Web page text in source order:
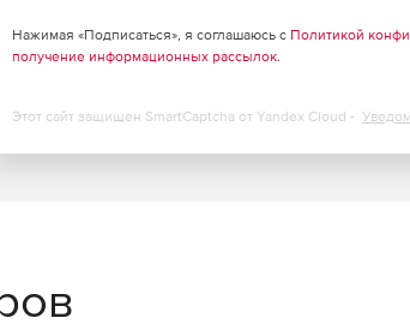
Нажимая «Подписаться», я соглашаюсь с Политикой
получение информационных рассылок.
Этот сайт защищен SmartCaptcha от Yandex Cloud -